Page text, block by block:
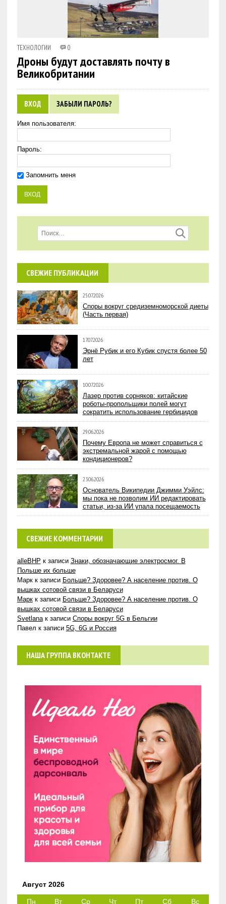
ТЕХНОЛОГИИ 0
Дроны будут доставлять почту в
Великобритании
ВХОД ЗАБЫЛИ ПАРОЛЬ?
Имя пользователя:
Пароль:
Запомнить меня
СВЕЖИЕ ПУБЛИКАЦИИ
25.07.2026
Споры вокруг средиземноморской диеты
(Часть первая)
17.07.2026
Эрнё Рубик и его Кубик спустя более 50
лет
10.07.2026
Лазер против сорняков: китайские
роботы-пропольщики полей могут
сократить использование гербицидов
29.06.2026
Почему Европа не может справиться с
экстремальной жарой с помощью
кондиционеров?
23.06.2026
Основатель Википедии Джимми Уэйлс:
мы пока не позволим ИИ редактировать
статьи, из-за ИИ упала посещаемость
СВЕЖИЕ КОММЕНТАРИИ
alleBHP к записи Знаки, обозначающие электросмог. В
Польше их больше
Маркк записи Больше? Здоровее? А население против. О
вышках сотовой связи в Беларуси
Маркк записи Больше? Здоровее? А население против. О
вышках сотовой связи в Беларуси
Svetlanaк записи Споры вокруг 5G в Бельгии
Павел к записи 5G, 6G и Россия
НАША ГРУППА ВКОНТАКТЕ
Август 2026
Пн Вт Ср Чт Пт Сб Вс